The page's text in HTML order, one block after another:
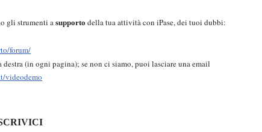
gli strumenti a supporto della tua attività con iPase, dei tuoi dubbi:
forum/
(in ogni pagina); se non ci siamo, puoi lasciare una email
videodemo